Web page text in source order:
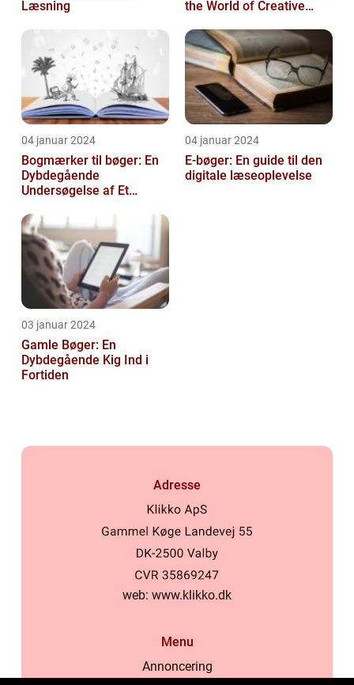
Læsning
the World of Creative
04 januar 2024
Bogmærker til bøger: En
Dybdegående
Undersøgelse af Et
04 januar 2024
E-bøger: En guide til den
digitale læseoplevelse
03 januar 2024
Gamle Bøger: En
Dybdegående Kig Ind i
Fortiden
Adresse
web: www.klikko.dk
Menu
Annoncering